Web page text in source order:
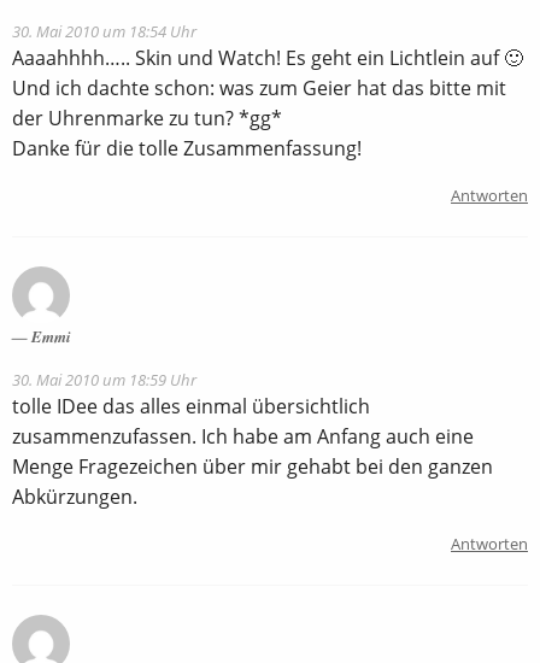
30. Mai 2010 um 18:54 Uhr
Aaaahhhh….. Skin und Watch! Es geht ein Lichtlein auf 🙂
Und ich dachte schon: was zum Geier hat das bitte mit
der Uhrenmarke zu tun? *gg*
Danke für die tolle Zusammenfassung!
Antworten
Emmi
30. Mai 2010 um 18:59 Uhr
tolle IDee das alles einmal übersichtlich
zusammenzufassen. Ich habe am Anfang auch eine
Menge Fragezeichen über mir gehabt bei den ganzen
Abkürzungen.
Antworten